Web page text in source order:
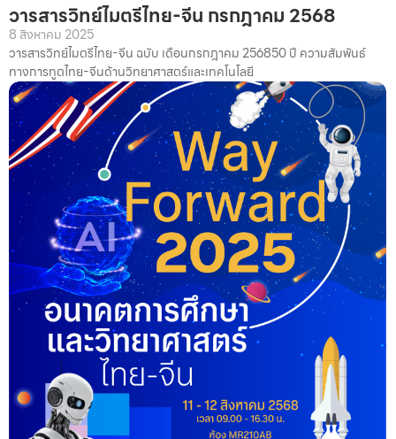
วารสารวิทย์ไมตรีไทย-จีน กรกฎาคม 2568
8 สิงหาคม 2025
วารสารวิทย์ไมตรีไทย-จีน ฉบับ เดือนกรกฎาคม 256850 ปี ความสัมพันธ์
ทางการทูตไทย-จีนด้านวิทยาศาสตร์และเทคโนโลยี